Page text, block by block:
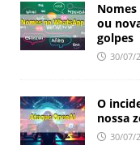
ou
golpes
30/07/
O
nossa
30/07/